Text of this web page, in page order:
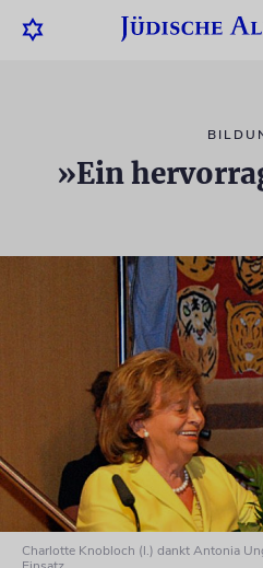
»Ein
Charlotte Knobloch (l.) dankt Antonia